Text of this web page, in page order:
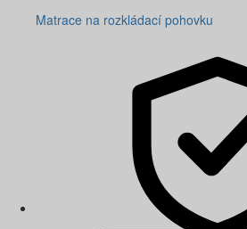
Matrace na rozkládací pohovku